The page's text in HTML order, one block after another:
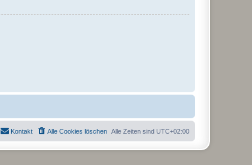
Alle Zeiten sind UTC+02:00
Alle Cookies löschen
Kontakt